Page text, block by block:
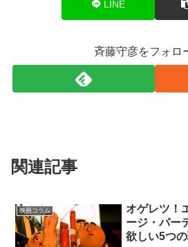
LINE
斉藤守彦をフォロ
関連記事
映画コラム
オゲレツ！
ージ・パー
欲しい5つの